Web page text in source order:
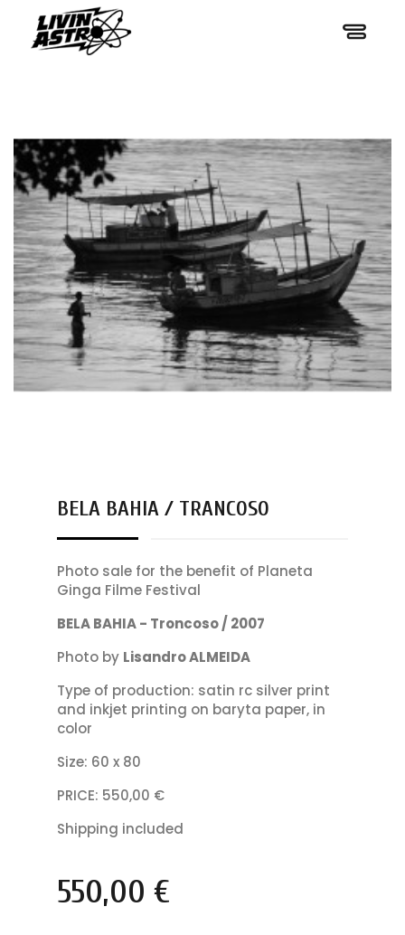
BELA BAHIA / TRANCOSO
Photo sale for the benefit of Planeta
Ginga Filme Festival
BELA BAHIA - Troncoso / 2007
Photo by Lisandro ALMEIDA
Type of production: satin rc silver print
and inkjet printing on baryta paper, in
color
Size: 60 x 80
PRICE: 550,00 €
Shipping included
550,00 €